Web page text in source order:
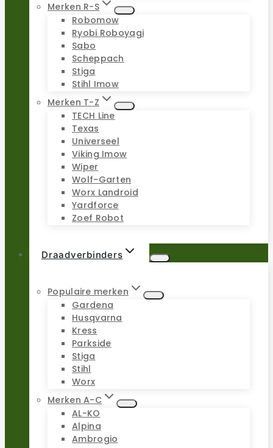
Merken R-S
Robomow
Ryobi Roboyagi
Sabo
Scheppach
Stiga
Stihl Imow
Merken T-Z
TECH Line
Texas
Universeel
Viking Imow
Wiper
Wolf-Garten
Worx Landroid
Yardforce
Zoef Robot
Draadverbinders
Populaire merken
Gardena
Husqvarna
Kress
Parkside
Stiga
Stihl
Worx
Merken A-C
AL-KO
Alpina
Ambrogio